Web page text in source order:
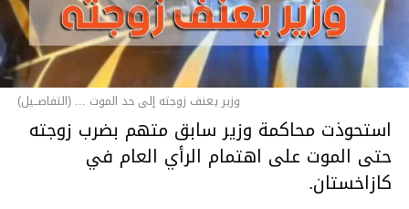
وزير يعنف زوجته إلى حد الموت ... (التفاصــيل)
استحوذت محاكمة وزير سابق متهم بضرب زوجته
حتى الموت على اهتمام الرأي العام في
كازاخستان.